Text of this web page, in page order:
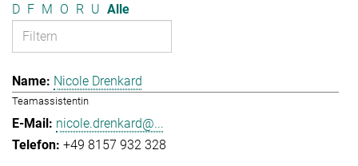
D F M O R U Alle
Nicole Drenkard
Teamassistentin
nicole.drenkard@...
+49 8157 932 328